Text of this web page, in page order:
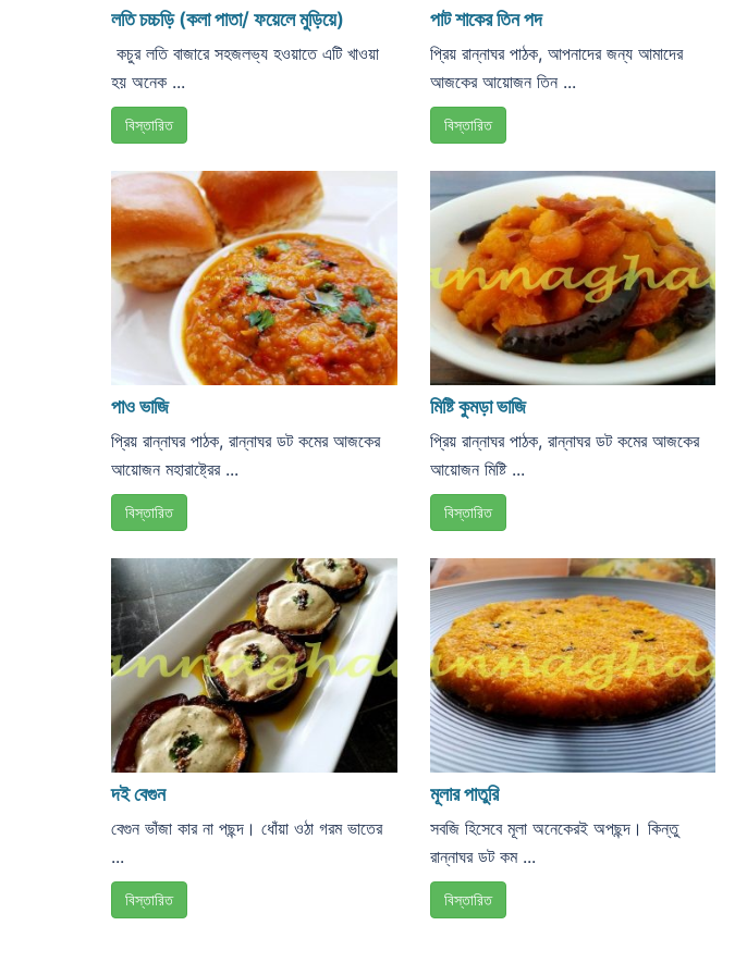
লতি চচ্চড়ি (কলা পাতা/ ফয়েলে মুড়িয়ে)
কচুর লতি বাজারে সহজলভ্য হওয়াতে এটি খাওয়া
হয় অনেক ...
বিস্তারিত
পাট শাকের তিন পদ
প্রিয় রান্নাঘর পাঠক, আপনাদের জন্য আমাদের
আজকের আয়োজন তিন ...
বিস্তারিত
পাও ভাজি
প্রিয় রান্নাঘর পাঠক, রান্নাঘর ডট কমের আজকের
আয়োজন মহারাষ্ট্রের ...
বিস্তারিত
মিষ্টি কুমড়া ভাজি
প্রিয় রান্নাঘর পাঠক, রান্নাঘর ডট কমের আজকের
আয়োজন মিষ্টি ...
বিস্তারিত
দই বেগুন
বেগুন ভাঁজা কার না পছন্দ। ধোঁয়া ওঠা গরম ভাতের
...
বিস্তারিত
মূলার পাতুরি
সবজি হিসেবে মূলা অনেকেরই অপছন্দ। কিন্তু
রান্নাঘর ডট কম ...
বিস্তারিত